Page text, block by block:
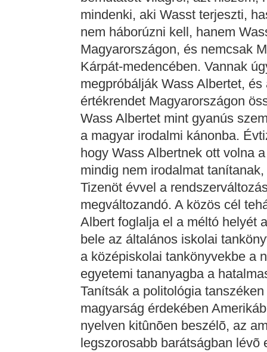
mindenki, aki Wasst terjeszti,
nem háborúzni kell, hanem
Magyarországon, és nemcsak
Kárpát-medencében. Vannak
megpróbálják Wass Albertet,
értékrendet Magyarországon
Wass Albertet mint gyanús
a magyar irodalmi kánonba.
hogy Wass Albertnek ott volna
mindig nem irodalmat
Tizenöt évvel a
megváltozandó. A közös cél
Albert foglalja el a méltó helyét
bele az általános iskolai
a középiskolai tankönyvekbe a
egyetemi tananyagba a
Tanítsák a politológia
magyarság érdekében
nyelven kitûnõen beszélõ, az
legszorosabb barátságban lévõ